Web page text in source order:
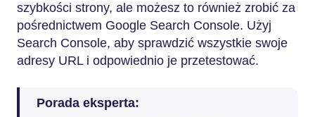
szybkości strony, ale możesz to również zrobić za
pośrednictwem Google Search Console. Użyj
Search Console, aby sprawdzić wszystkie swoje
adresy URL i odpowiednio je przetestować.
Porada eksperta: